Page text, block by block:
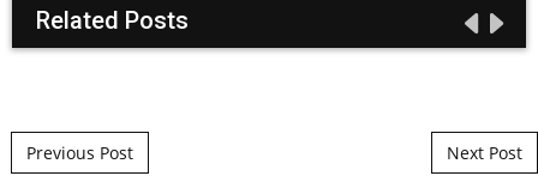
Related Posts
Post navigation
Previous Post Next Post